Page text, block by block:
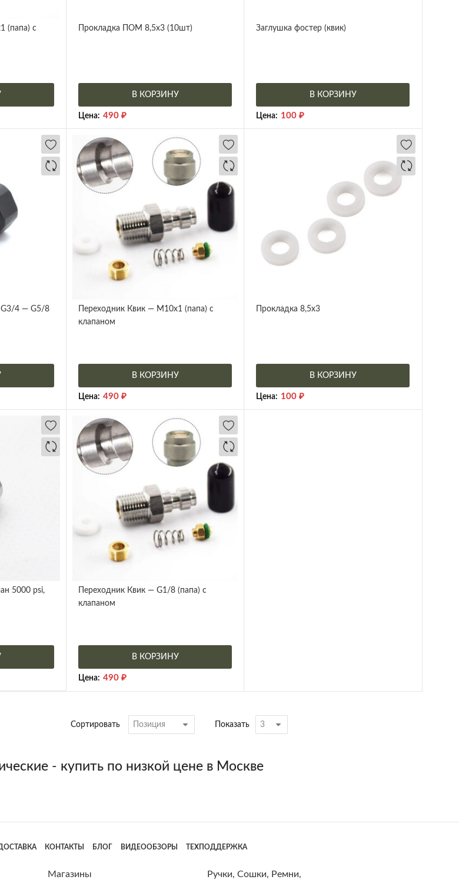
(папа) с
Прокладка ПОМ 8,5х3 (10шт)
В КОРЗИНУ
Цена: 490₽
Заглушка фостер (квик)
В КОРЗИНУ
Цена: 100₽
G3/4 — G5/8
Переходник Квик — М10х1 (папа) с
клапаном
В КОРЗИНУ
Цена: 490₽
Прокладка 8,5х3
В КОРЗИНУ
Цена: 100₽
5000 psi,
Переходник Квик — G1/8 (папа) с
клапаном
В КОРЗИНУ
Цена: 490₽
Сортировать Показать
- купить по низкой цене в Москве
КОНТАКТЫ БЛОГ ВИДЕООБЗОРЫ ТЕХПОДДЕРЖКА
Магазины
Ручки, Сошки, Ремни,